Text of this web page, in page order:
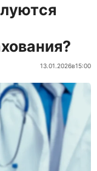
13.01.2026в15:00